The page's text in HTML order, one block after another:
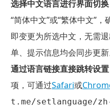
选择中文语言进行界面切换
“简体中文”或“繁体中文”
即变更为所选中文，无需
单、提示信息均会同步更新
通过语言链接直接跳转设置
项，可通过Safari或
t.me/setlanguage/